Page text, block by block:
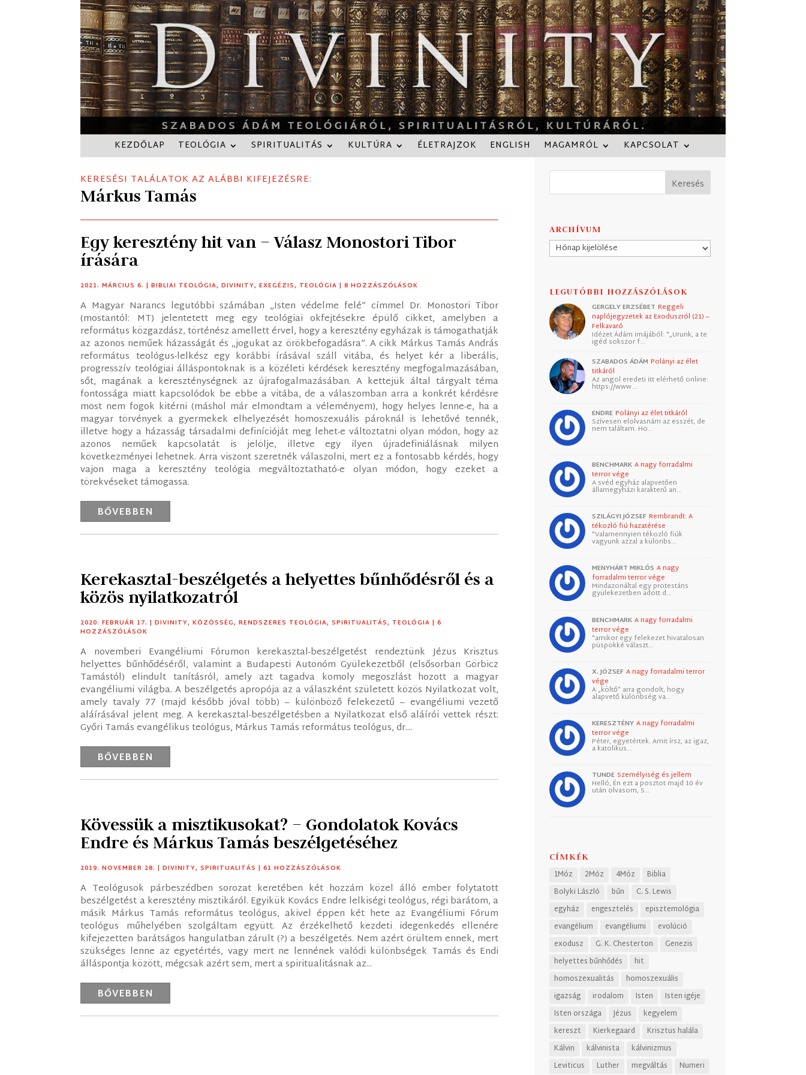
KEZDŐLAP TEOLÓGIA SPIRITUALITÁS KULTÚRA ÉLETRAJZOK ENGLISH MAGAMRÓL KAPCSOLAT
KERESÉSI TALÁLATOK AZ ALÁBBI KIFEJEZÉSRE:
Márkus Tamás
Egy keresztény hit van – Válasz Monostori Tibor
írására
2021. MÁRCIUS 6. |BIBLIAI TEOLÓGIA,DIVINITY,EXEGÉZIS, TEOLÓGIA | 8 HOZZÁSZÓLÁSOK
A Magyar Narancs legutóbbi számában „Isten védelme felé” címmel Dr. Monostori Tibor
(mostantól: MT) jelentetett meg egy teológiai okfejtésekre épülő cikket, amelyben a
református közgazdász, történész amellett érvel, hogy a keresztény egyházak is támogathatják
az azonos neműek házasságát és „jogukat az örökbefogadásra”. A cikk Márkus Tamás András
református teológus-lelkész egy korábbi írásával száll vitába, és helyet kér a liberális,
progresszív teológiai álláspontoknak is a közéleti kérdések keresztény megfogalmazásában,
sőt, magának a kereszténységnek az újrafogalmazásában. A kettejük által tárgyalt téma
fontossága miatt kapcsolódok be ebbe a vitába, de a válaszomban arra a konkrét kérdésre
most nem fogok kitérni (máshol már elmondtam a véleményem), hogy helyes lenne-e, ha a
magyar törvények a gyermekek elhelyezését homoszexuális pároknál is lehetővé tennék,
illetve hogy a házasság társadalmi definícióját meg lehet-e változtatni olyan módon, hogy az
azonos neműek kapcsolatát is jelölje, illetve egy ilyen újradefiniálásnak milyen
következményei lehetnek. Arra viszont szeretnék válaszolni, mert ez a fontosabb kérdés, hogy
vajon maga a keresztény teológia megváltoztatható-e olyan módon, hogy ezeket a
törekvéseket támogassa.
BŐVEBBEN
Kerekasztal-beszélgetés a helyettes bűnhődésről és a
közös nyilatkozatról
2020. FEBRUÁR 17. |DIVINITY,KÖZÖSSÉG,RENDSZERES TEOLÓGIA,SPIRITUALITÁS, TEOLÓGIA | 6
HOZZÁSZÓLÁSOK
A novemberi Evangéliumi Fórumon kerekasztal-beszélgetést rendeztünk Jézus Krisztus
helyettes bűnhődéséről, valamint a Budapesti Autonóm Gyülekezetből (elsősorban Görbicz
Tamástól) elindult tanításról, amely azt tagadva komoly megoszlást hozott a magyar
evangéliumi világba. A beszélgetés apropója az a válaszként született közös Nyilatkozat volt,
amely tavaly 77 (majd később jóval több) – különböző felekezetű – evangéliumi vezető
aláírásával jelent meg. A kerekasztal-beszélgetésben a Nyilatkozat első aláírói vettek részt:
Győri Tamás evangélikus teológus, Márkus Tamás református teológus, dr....
BŐVEBBEN
Kövessük a misztikusokat? – Gondolatok Kovács
Endre és Márkus Tamás beszélgetéséhez
2019. NOVEMBER 28. |DIVINITY,SPIRITUALITÁS | 61 HOZZÁSZÓLÁSOK
A Teológusok párbeszédben sorozat keretében két hozzám közel álló ember folytatott
beszélgetést a keresztény misztikáról. Egyikük Kovács Endre lelkiségi teológus, régi barátom, a
másik Márkus Tamás református teológus, akivel éppen két hete az Evangéliumi Fórum
teológus műhelyében szolgáltam együtt. Az érzékelhető kezdeti idegenkedés ellenére
kifejezetten barátságos hangulatban zárult (?) a beszélgetés. Nem azért örültem ennek, mert
szükséges lenne az egyetértés, vagy mert ne lennének valódi különbségek Tamás és Endi
álláspontja között, mégcsak azért sem, mert a spiritualitásnak az...
BŐVEBBEN
ARCHÍVUM
Archívum
LEGUTÓBBI HOZZÁSZÓLÁSOK
GERGELY ERZSÉBET Reggeli
naplójegyzetek az Exoduszról (21) –
Felkavaró
Idézet Ádám imájából: "„Urunk, a te
igéd sokszor f…
SZABADOS ÁDÁM Polányi az élet
titkáról
Az angol eredeti itt elérhető online:
https://www.…
ENDRE Polányi az élet titkáról
Szívesen elolvasnám az esszét, de
nem találtam. Ho…
BENCHMARK A nagy forradalmi
terror vége
A svéd egyház alapvetően
államegyházi karakterű an…
SZILÁGYI JÓZSEF Rembrandt: A
tékozló fiú hazatérése
"Valamennyien tékozló fiúk
vagyunk azzal a különbs…
MENYHÁRT MIKLÓS A nagy
forradalmi terror vége
Mindazonáltal egy protestáns
gyülekezetben adott d…
BENCHMARK A nagy forradalmi
terror vége
"amikor egy felekezet hivatalosan
püspökké választ…
X. JÓZSEF A nagy forradalmi terror
vége
A „költő” arra gondolt, hogy
alapvető különbség va…
KERESZTÉNY A nagy forradalmi
terror vége
Péter, egyetértek. Amit írsz, az igaz,
a katolikus…
TUNDE Személyiség és jellem
Helló, Én ezt a posztot majd 10 év
után olvasom, S…
CÍMKÉK
1Móz 2Móz 4Móz
Biblia
Bolyki László
bűn
C. S. Lewis
egyház
engesztelés
episztemológia
evangélium
evangéliumi
evolúció
exodusz
G. K. Chesterton
Genezis
helyettes bűnhődés
hit
homoszexualitás
homoszexuális
igazság
irodalom Isten
Isten igéje
Isten országa
Jézus
kegyelem
kereszt
Kierkegaard
Krisztus halála
Kálvin
kálvinista
kálvinizmus
Leviticus
Luther megváltás Numeri